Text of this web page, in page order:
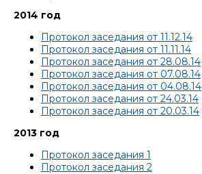
2014 год
Протокол заседания от 11.12.14
Протокол заседания от 11.11.14
Протокол заседания от 28.08.14
Протокол заседания от 07.08.14
Протокол заседания от 04.08.14
Протокол заседания от 24.03.14
Протокол заседания от 20.03.14
2013 год
Протокол заседания 1
Протокол заседания 2